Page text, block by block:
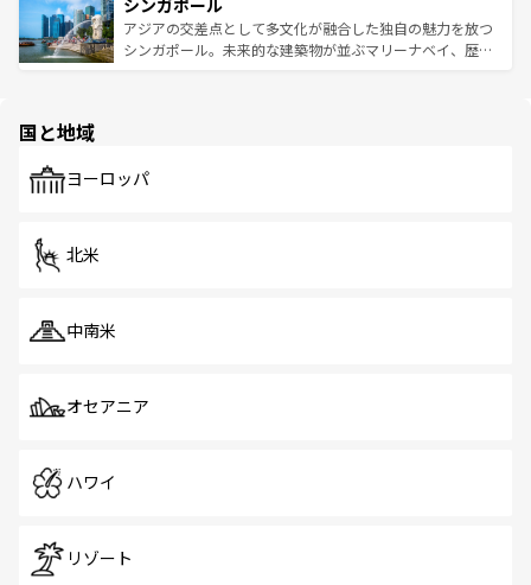
激する。気候は一年中温暖で、どの季節にも異なる楽しみ
が待っている。親しみやすいタイの人々、仏教を中心とし
た文化、そして多様な観光資源が、訪れる旅人を魅了し続
み、どこを訪れても感動するはず。観光スポットが密集し
ており、効率よく見どころを回れるのも魅力。息をのむよ
うな絶景から文化的な体験まで、香港を存分に楽しみ尽く
シンガポール
アジアの交差点として多文化が融合した独自の魅力を放つ
シンガポール。未来的な建築物が並ぶマリーナベイ、歴史
で、ホーカーズは地元の風情を楽しめる外せないスポット
国と地域
ヨーロッパ
北米
中南米
オセアニア
ハワイ
リゾート